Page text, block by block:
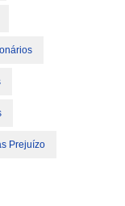
Prejuízo